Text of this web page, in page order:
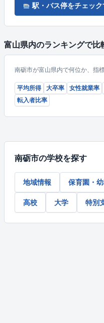
駅・バス停をチェック
富山県内のランキングで比
南砺市が富山県内で何位か、指
平均所得 大卒率 女性就業率
転入者比率
南砺市の学校を探す
地域情報 保育園・
高校 大学 特別